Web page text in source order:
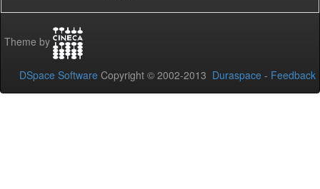
Theme by
DSpace Software Copyright © 2002-2013 Duraspace - Feedback